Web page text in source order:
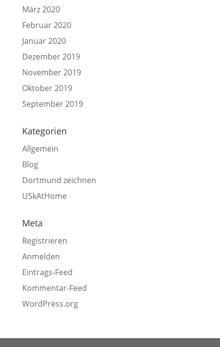
März 2020
Februar 2020
Januar 2020
Dezember 2019
November 2019
Oktober 2019
September 2019
Kategorien
Allgemein
Blog
Dortmund zeichnen
USkAtHome
Meta
Registrieren
Anmelden
Eintrags-Feed
Kommentar-Feed
WordPress.org